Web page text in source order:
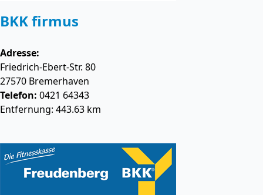
BKK firmus
Adresse:
Friedrich-Ebert-Str. 80
27570 Bremerhaven
Telefon: 0421 64343
Entfernung: 443.63 km